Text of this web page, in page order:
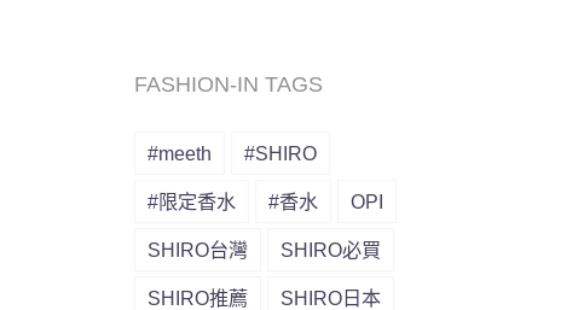
FASHION-IN TAGS
#meeth #SHIRO
#限定香水 #香水 OPI
SHIRO台灣 SHIRO必買
SHIRO推薦 SHIRO日本